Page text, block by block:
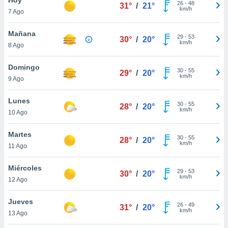
en
más
nuestra
de
cookies
aceptar
7 Ago
31° / 21° 26- 48
km/h
Mañana
8 Ago
30° / 20° 29- 53
km/h
Domingo
9 Ago
29° / 20° 30- 55
km/h
Lunes
10 Ago
28° / 20° 30- 55
km/h
Martes
11 Ago
28° / 20° 30- 55
km/h
Miércoles
12 Ago
30° / 20° 29- 53
km/h
Jueves
13 Ago
31° / 20° 26- 49
km/h